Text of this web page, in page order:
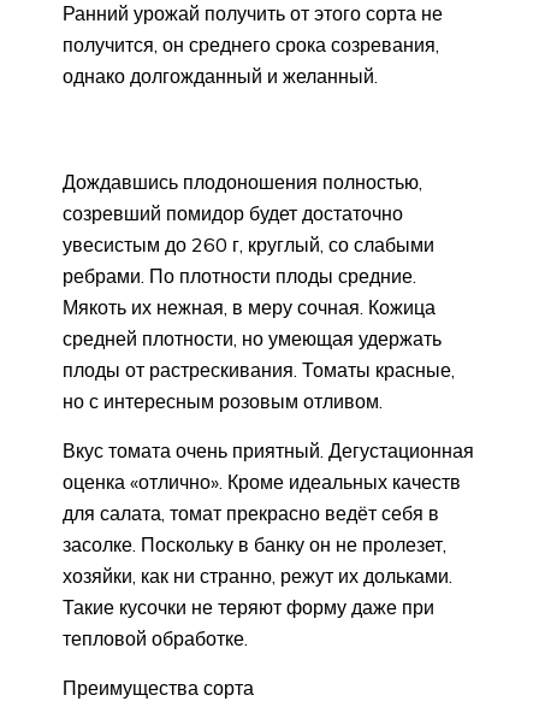
Ранний урожай получить от этого сорта не
получится, он среднего срока созревания,
однако долгожданный и желанный.
Дождавшись плодоношения полностью,
созревший помидор будет достаточно
увесистым до 260 г, круглый, со слабыми
ребрами. По плотности плоды средние.
Мякоть их нежная, в меру сочная. Кожица
средней плотности, но умеющая удержать
плоды от растрескивания. Томаты красные,
но с интересным розовым отливом.
Вкус томата очень приятный. Дегустационная
оценка «отлично». Кроме идеальных качеств
для салата, томат прекрасно ведёт себя в
засолке. Поскольку в банку он не пролезет,
хозяйки, как ни странно, режут их дольками.
Такие кусочки не теряют форму даже при
тепловой обработке.
Преимущества сорта